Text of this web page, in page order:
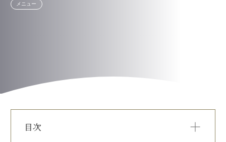
TEAMS
INFORMATION
ACCESS
メニュー
目次